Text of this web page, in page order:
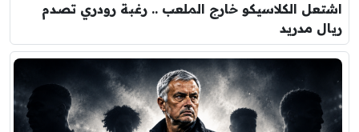
اشتعل الكلاسيكو خارج الملعب .. رغبة رودري تصدم
ريال مدريد